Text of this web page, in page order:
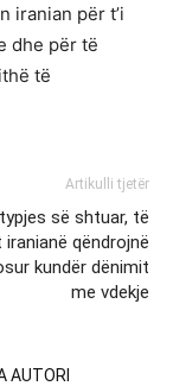
iranian për t’i
dhe për të
të
Artikulli tjetër
së shtuar, të
qëndrojnë
kundër dënimit
me vdekje
AUTORI